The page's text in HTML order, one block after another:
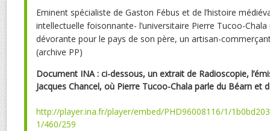
Eminent spécialiste de Gaston Fébus et de l’histoire
intellectuelle foisonnante- l’universitaire Pierre Tucoo-
dévorante pour le pays de son père, un artisan-
(archive PP)
Document INA : ci-dessous, un extrait de Radioscopie,
Jacques Chancel, où Pierre Tucoo-Chala parle du Béarn et
http://player.ina.fr/player/embed/PHD96008116/1/
1/460/259